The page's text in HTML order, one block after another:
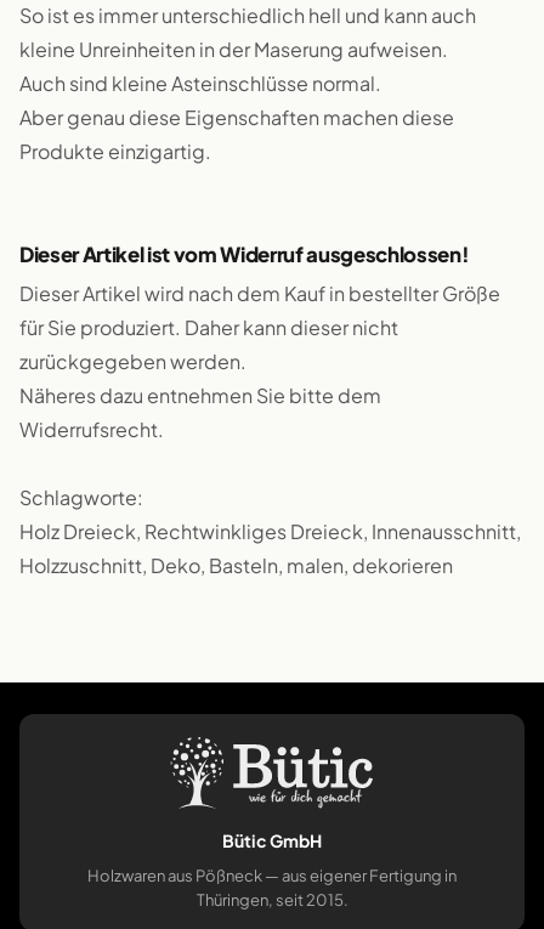
So ist es immer unterschiedlich hell und kann auch
kleine Unreinheiten in der Maserung aufweisen.
Auch sind kleine Asteinschlüsse normal.
Aber genau diese Eigenschaften machen diese
Produkte einzigartig.
Dieser Artikel ist vom Widerruf ausgeschlossen!
Dieser Artikel wird nach dem Kauf in bestellter Größe
für Sie produziert. Daher kann dieser nicht
zurückgegeben werden.
Näheres dazu entnehmen Sie bitte dem
Widerrufsrecht.
Schlagworte:
Holz Dreieck, Rechtwinkliges Dreieck, Innenausschnitt,
Holzzuschnitt, Deko, Basteln, malen, dekorieren
Bütic GmbH
Holzwaren aus Pößneck — aus eigener Fertigung in
Thüringen, seit 2015.